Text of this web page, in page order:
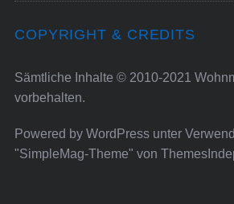
COPYRIGHT & CREDITS
Sämtliche Inhalte © 2010-2021
vorbehalten.
Powered by WordPressunter
"SimpleMag-Theme" von